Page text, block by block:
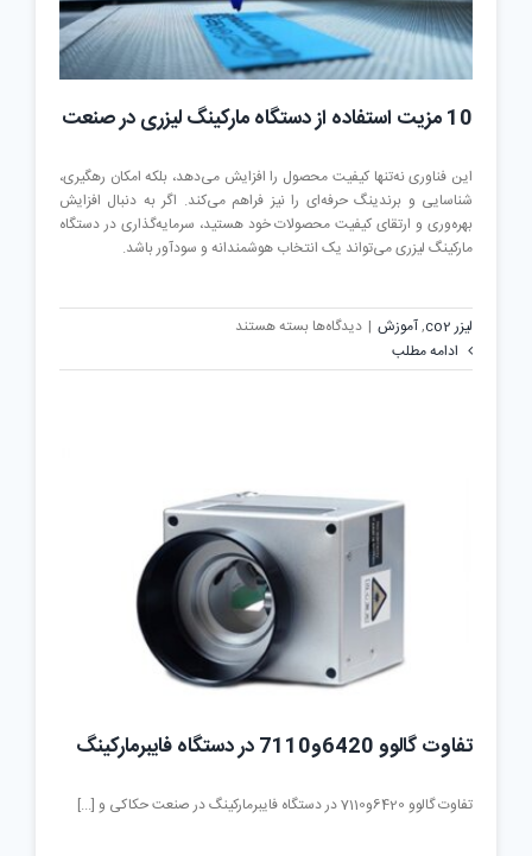
10 مزیت استفاده از دستگاه مارکینگ لیزری در صنعت
این فناوری نه‌تنها کیفیت محصول را افزایش می‌دهد، بلکه امکان رهگیری،
شناسایی و برندینگ حرفه‌ای را نیز فراهم می‌کند. اگر به دنبال افزایش
بهره‌وری و ارتقای کیفیت محصولات خود هستید، سرمایه‌گذاری در دستگاه
مارکینگ لیزری می‌تواند یک انتخاب هوشمندانه و سودآور باشد.
لیزر co2 ,آموزش | دیدگاه‌ها برای
مزیت
لیزری
در
بسته هستند
ادامه مطلب
تفاوت گالوو 6420و7110 در دستگاه فایبرمارکینگ
تفاوت گالوو 6420و7110 در دستگاه فایبرمارکینگ در صنعت حکاکی و [...]